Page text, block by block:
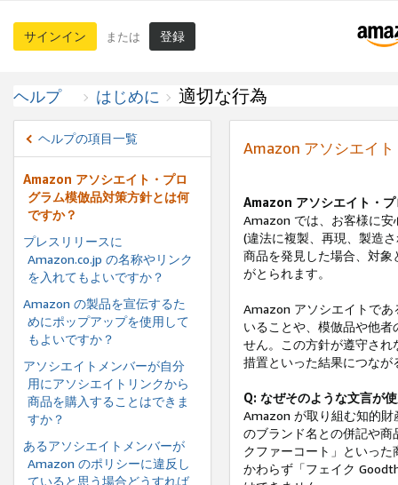
サインイン または 登録
ヘルプ はじめに 適切な行為
ヘルプの項目一覧
Amazon アソシエイト・プロ
グラム模倣品対策方針とは何
ですか？
プレスリリースに
Amazon.co.jp の名称やリンク
を入れてもよいですか？
Amazon の製品を宣伝するた
めにポップアップを使用して
もよいですか？
アソシエイトメンバーが自分
用にアソシエイトリンクから
商品を購入することはできま
すか？
あるアソシエイトメンバーが
Amazon のポリシーに違反し
ていると思う場合どうすれば
Amazon アソシエイ
Amazon アソシエイト・
Amazon では、お客様に
(違法に複製、再現、製造
商品を発見した場合、対
がとられます。
Amazon アソシエイトで
いることや、模倣品や他
せん。この方針が遵守さ
措置といった結果につなが
Q: なぜそのような文言が
Amazon が取り組む知的
のブランド名との併記や
クファーコート」といっ
かわらず「フェイク